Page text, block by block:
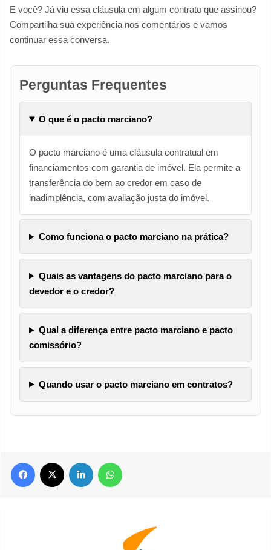
E você? Já viu essa cláusula em algum contrato que assinou?
Compartilha sua experiência nos comentários e vamos
continuar essa conversa.
Perguntas Frequentes
O que é o pacto marciano?
O pacto marciano é uma cláusula contratual em
financiamentos com garantia de imóvel. Ela permite a
transferência do bem ao credor em caso de
inadimplência, com avaliação justa do imóvel.
Como funciona o pacto marciano na prática?
Quais as vantagens do pacto marciano para o
devedor e o credor?
Qual a diferença entre pacto marciano e pacto
comissório?
Quando usar o pacto marciano em contratos?
Facebook Linkedin